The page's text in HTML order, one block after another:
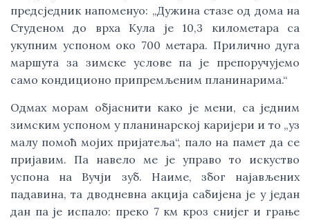
предсједник напоменуо: „Дужина стазе од дома на
Студеном до врха Кула је 10,3 километара са
укупним успоном око 700 метара. Прилично дуга
маршута за зимске услове па је препоручујемо
само кондиционо припремљеним планинарима.“
Одмах морам објаснити како је мени, са једним
зимским успоном у планинарској каријери и то „уз
малу помоћ мојих пријатеља“, пало на памет да се
пријавим. Па навело ме је управо то искуство
успона на Вучји зуб. Наиме, због најављених
падавина, та дводневна акција сабијена је у један
дан па је испало: преко 7 км кроз снијег и грање